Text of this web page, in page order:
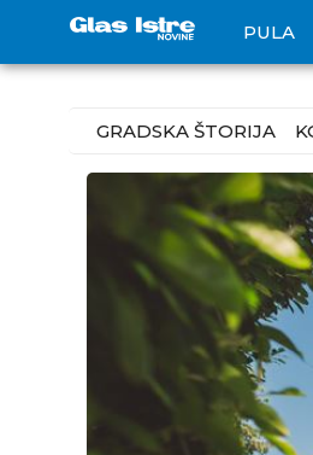
PULA
GRADSKA ŠTORIJA